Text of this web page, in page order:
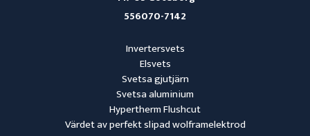
Invertersvets
Elsvets
Svetsa gjutjärn
Svetsa aluminium
Hypertherm Flushcut
Värdet av perfekt slipad wolframelektrod
556070-7142